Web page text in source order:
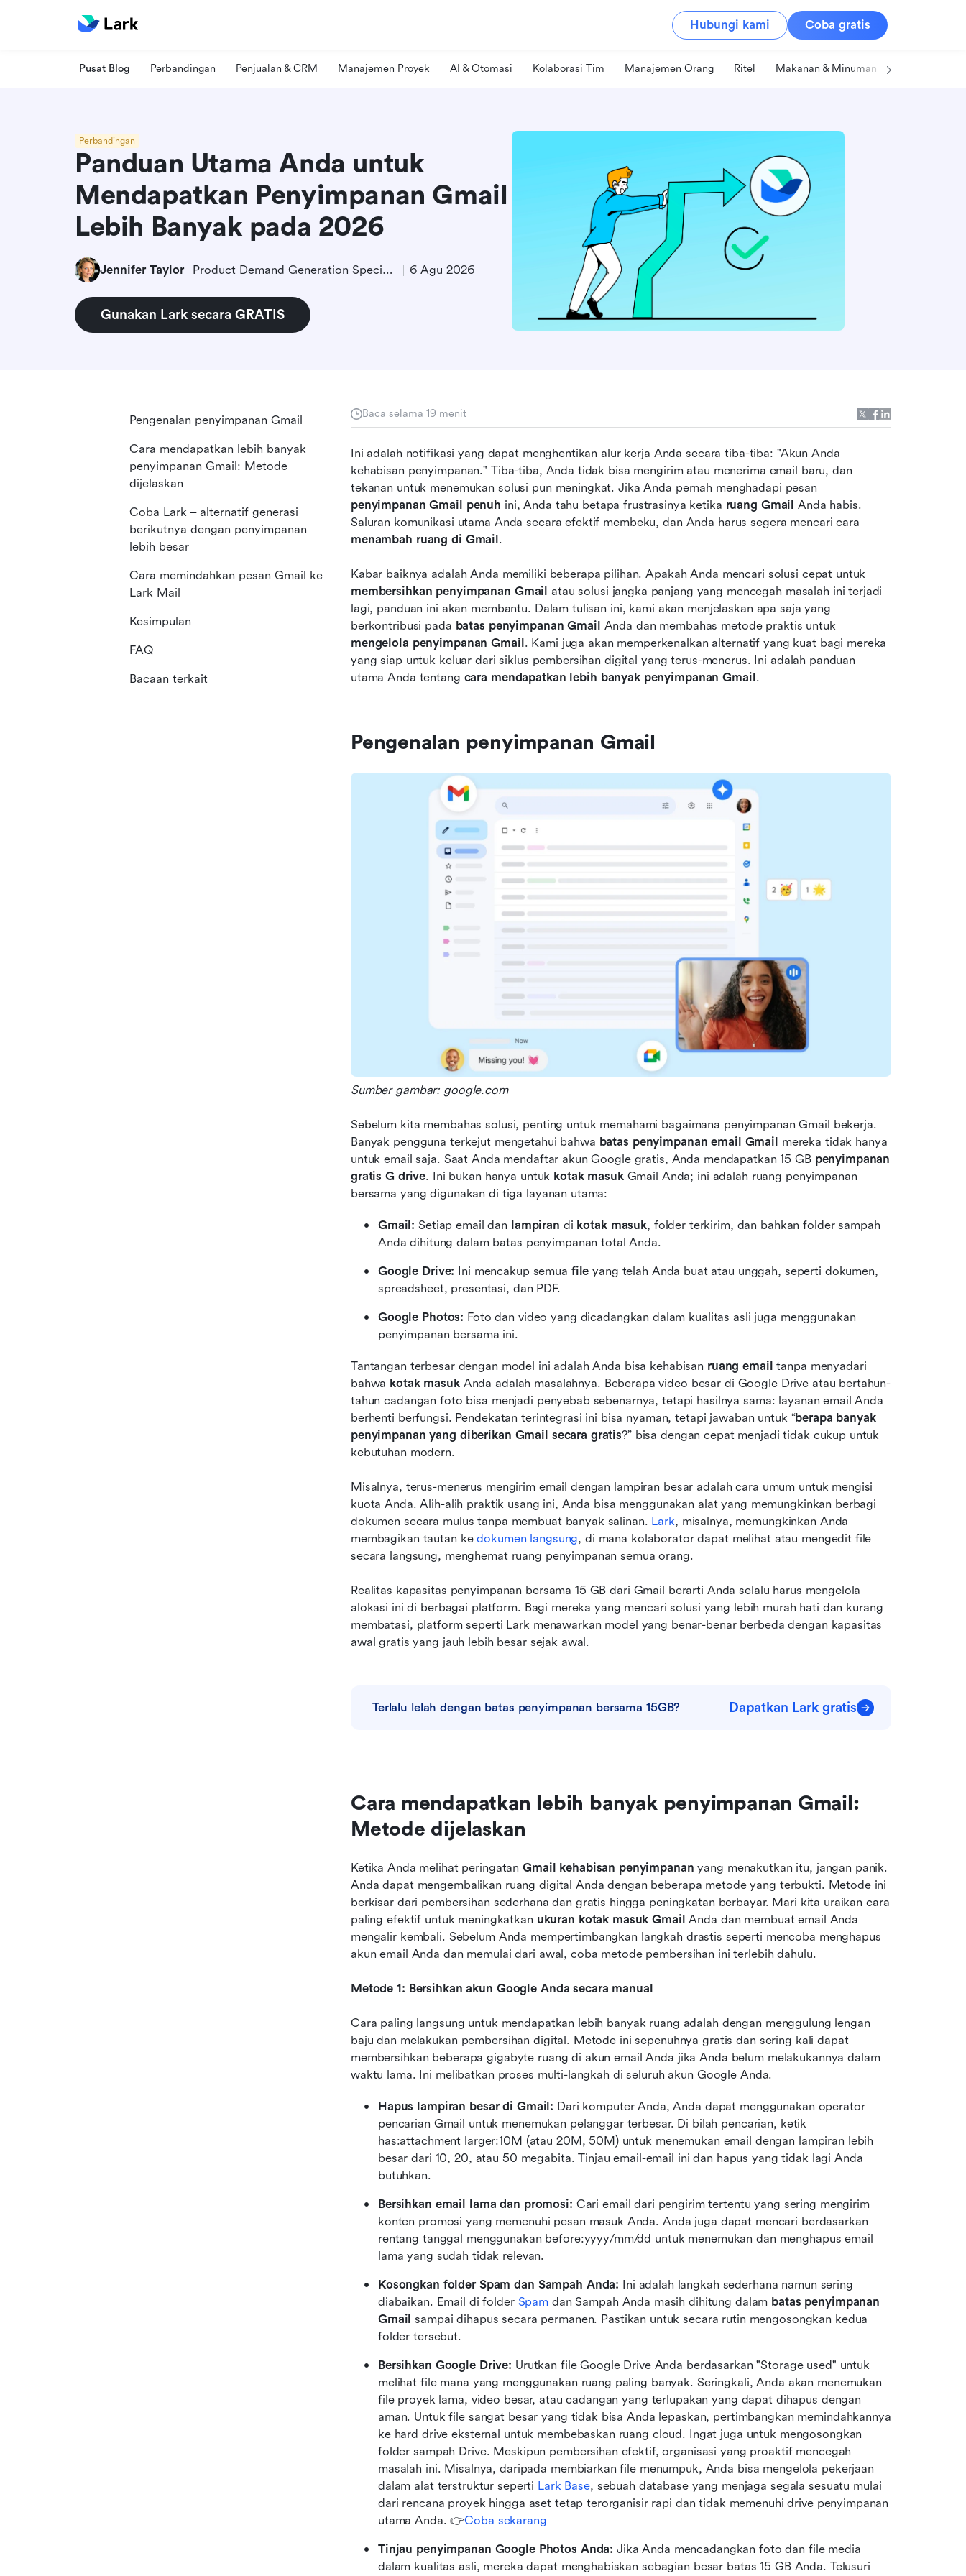
Hubungi kami Coba gratis
Pusat Blog Perbandingan Penjualan & CRM Manajemen Proyek AI & Otomasi Kolaborasi Tim Manajemen Orang Ritel Makanan & Minuman
Perbandingan
Panduan Utama Anda untuk
Mendapatkan Penyimpanan Gmail
Lebih Banyak pada 2026
Jennifer Taylor Product Demand Generation Specialist 6 Agu 2026
Gunakan Lark secara GRATIS
Baca selama 19 menit
Ini adalah notifikasi yang dapat menghentikan alur kerja Anda secara tiba-tiba: "Akun Anda
kehabisan penyimpanan." Tiba-tiba, Anda tidak bisa mengirim atau menerima email baru, dan
penyimpanan Gmail penuh ini, Anda tahu betapa frustrasinya ketika ruang Gmail Anda habis.
menambah ruang di Gmail.
membersihkan penyimpanan Gmail atau solusi jangka panjang yang mencegah masalah ini terjadi
lagi, panduan ini akan membantu. Dalam tulisan ini, kami akan menjelaskan apa saja yang
berkontribusi pada batas penyimpanan Gmail
mengelola penyimpanan Gmail. Kami juga akan memperkenalkan alternatif yang kuat bagi mereka
yang siap untuk keluar dari siklus pembersihan digital yang terus-menerus. Ini adalah panduan
utama Anda tentang cara mendapatkan lebih banyak penyimpanan Gmail.
Pengenalan penyimpanan Gmail
Sumber gambar: google.com
Sebelum kita membahas solusi, penting untuk memahami bagaimana penyimpanan Gmail bekerja.
Banyak pengguna terkejut mengetahui bahwa batas penyimpanan email Gmail mereka tidak hanya
untuk email saja. Saat Anda mendaftar akun Google gratis, Anda mendapatkan 15 GB penyimpanan
gratis G drive. Ini bukan hanya untuk kotak masuk Gmail Anda; ini adalah ruang penyimpanan
bersama yang digunakan di tiga layanan utama:
Gmail: Setiap email dan lampiran di kotak masuk, folder terkirim, dan bahkan folder sampah
Anda dihitung dalam batas penyimpanan total Anda.
Google Drive: Ini mencakup semua file yang telah Anda buat atau unggah, seperti dokumen,
spreadsheet, presentasi, dan PDF.
Google Photos: Foto dan video yang dicadangkan dalam kualitas asli juga menggunakan
penyimpanan bersama ini.
Tantangan terbesar dengan model ini adalah Anda bisa kehabisan ruang email tanpa menyadari
bahwa kotak masuk Anda adalah masalahnya. Beberapa video besar di Google Drive atau bertahun-
tahun cadangan foto bisa menjadi penyebab sebenarnya, tetapi hasilnya sama: layanan email Anda
berhenti berfungsi. Pendekatan terintegrasi ini bisa nyaman, tetapi jawaban untuk “berapa banyak
penyimpanan yang diberikan Gmail secara gratis?” bisa dengan cepat menjadi tidak cukup untuk
kebutuhan modern.
Misalnya, terus-menerus mengirim email dengan lampiran besar adalah cara umum untuk mengisi
kuota Anda. Alih-alih praktik usang ini, Anda bisa menggunakan alat yang memungkinkan berbagi
dokumen secara mulus tanpa membuat banyak salinan. Lark, misalnya, memungkinkan Anda
membagikan tautan ke dokumen langsung, di mana kolaborator dapat melihat atau mengedit file
secara langsung, menghemat ruang penyimpanan semua orang.
Realitas kapasitas penyimpanan bersama 15 GB dari Gmail berarti Anda selalu harus mengelola
alokasi ini di berbagai platform. Bagi mereka yang mencari solusi yang lebih murah hati dan kurang
membatasi, platform seperti Lark menawarkan model yang benar-benar berbeda dengan kapasitas
awal gratis yang jauh lebih besar sejak awal.
Terlalu lelah dengan batas penyimpanan bersama 15GB? Dapatkan Lark gratis
Cara mendapatkan lebih banyak penyimpanan Gmail:
Metode dijelaskan
Ketika Anda melihat peringatan Gmail kehabisan penyimpanan yang menakutkan itu, jangan panik.
Anda dapat mengembalikan ruang digital Anda dengan beberapa metode yang terbukti. Metode ini
berkisar dari pembersihan sederhana dan gratis hingga peningkatan berbayar. Mari kita uraikan cara
paling efektif untuk meningkatkan ukuran kotak masuk Gmail Anda dan membuat email Anda
mengalir kembali. Sebelum Anda mempertimbangkan langkah drastis seperti mencoba menghapus
akun email Anda dan memulai dari awal, coba metode pembersihan ini terlebih dahulu.
Metode 1: Bersihkan akun Google Anda secara manual
Cara paling langsung untuk mendapatkan lebih banyak ruang adalah dengan menggulung lengan
baju dan melakukan pembersihan digital. Metode ini sepenuhnya gratis dan sering kali dapat
membersihkan beberapa gigabyte ruang di akun email Anda jika Anda belum melakukannya dalam
waktu lama. Ini melibatkan proses multi-langkah di seluruh akun Google Anda.
Hapus lampiran besar di Gmail: Dari komputer Anda, Anda dapat menggunakan operator
pencarian Gmail untuk menemukan pelanggar terbesar. Di bilah pencarian, ketik
has:attachment larger:10M (atau 20M, 50M) untuk menemukan email dengan lampiran lebih
besar dari 10, 20, atau 50 megabita. Tinjau email-email ini dan hapus yang tidak lagi Anda
butuhkan.
Bersihkan email lama dan promosi: Cari email dari pengirim tertentu yang sering mengirim
konten promosi yang memenuhi pesan masuk Anda. Anda juga dapat mencari berdasarkan
rentang tanggal menggunakan before:yyyy/mm/dd untuk menemukan dan menghapus email
lama yang sudah tidak relevan.
Kosongkan folder Spam dan Sampah Anda: Ini adalah langkah sederhana namun sering
diabaikan. Email di folder Spam dan Sampah Anda masih dihitung dalam batas penyimpanan
Gmail sampai dihapus secara permanen. Pastikan untuk secara rutin mengosongkan kedua
folder tersebut.
Bersihkan Google Drive: Urutkan file Google Drive Anda berdasarkan "Storage used" untuk
melihat file mana yang menggunakan ruang paling banyak. Seringkali, Anda akan menemukan
file proyek lama, video besar, atau cadangan yang terlupakan yang dapat dihapus dengan
aman. Untuk file sangat besar yang tidak bisa Anda lepaskan, pertimbangkan memindahkannya
ke hard drive eksternal untuk membebaskan ruang cloud. Ingat juga untuk mengosongkan
folder sampah Drive. Meskipun pembersihan efektif, organisasi yang proaktif mencegah
masalah ini. Misalnya, daripada membiarkan file menumpuk, Anda bisa mengelola pekerjaan
dalam alat terstruktur seperti Lark Base, sebuah database yang menjaga segala sesuatu mulai
dari rencana proyek hingga aset tetap terorganisir rapi dan tidak memenuhi drive penyimpanan
utama Anda. 👉Coba sekarang
Tinjau penyimpanan Google Photos Anda: Jika Anda mencadangkan foto dan file media
dalam kualitas asli, mereka dapat menghabiskan sebagian besar batas 15 GB Anda. Telusuri
Pengenalan penyimpanan Gmail
Cara mendapatkan lebih banyak
penyimpanan Gmail: Metode
dijelaskan
Coba Lark – alternatif generasi
berikutnya dengan penyimpanan
lebih besar
Cara memindahkan pesan Gmail ke
Lark Mail
Kesimpulan
FAQ
Bacaan terkait